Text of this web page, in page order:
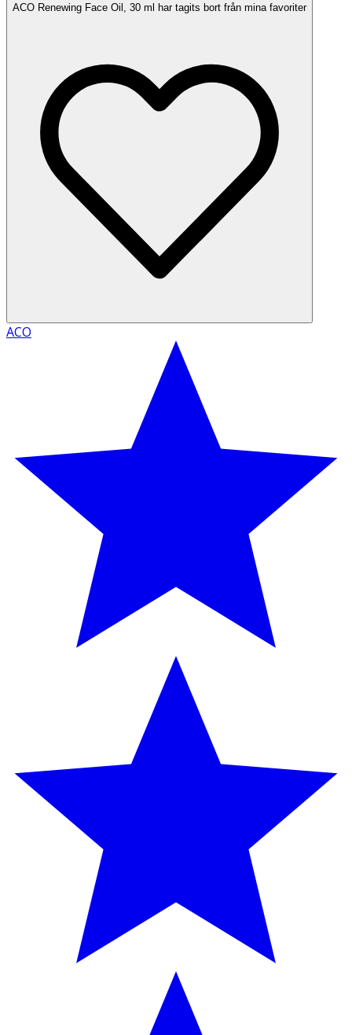
ACO Renewing Face Oil, 30 ml har tagits bort från mina favoriter
ACO